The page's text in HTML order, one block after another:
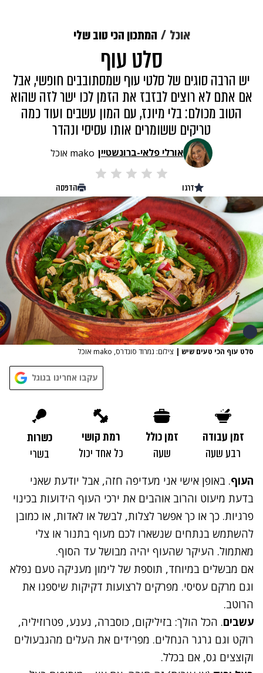
אוכל המתכון הכי טוב שלי
סלט עוף
יש הרבה סוגים של סלטי עוף שמסתובבים חופשי, אבל
אם אתם לא רוצים לבזבז את הזמן לכו ישר לזה שהוא
הטוב מכולם: בלי מיונז, עם המון עשבים ועוד כמה
טריקים ששומרים אותו עסיסי ונהדר
אורלי פלאי-ברונשטיין mako אוכל
דרגו הדפסה
סלט עוף הכי טעים שיש | צילום: נמרוד סונדרס, mako אוכל
עקבו אחרינו בגוגל
זמן עבודה
רבע שעה
זמן כולל
שעה
רמת קושי
כל אחד יכול
כשרות
בשרי
העוף. באופן אישי אני מעדיפה חזה, אבל יודעת שאני
בדעת מיעוט והרוב אוהבים את ירכי העוף הידועות בכינוי
פרגיות. כך או כך אפשר לצלות, לבשל או לאדות, או כמובן
להשתמש בנתחים שנשארו לכם מעוף בתנור או צלי
מאתמול. העיקר שהעוף יהיה מבושל עד הסוף.
אם מבשלים במיוחד, תוספת של לימון מעניקה טעם נפלא
וגם מרקם עסיסי. מפרקים לרצועות דקיקות שיספגו את
הרוטב.
עשבים. הכל הולך: בזיליקום, כוסברה, נענע, פטרוזיליה,
רוקט וגם גרגר הנחלים. מפרידים את העלים מהגבעולים
וקוצצים גס, אם בכלל.